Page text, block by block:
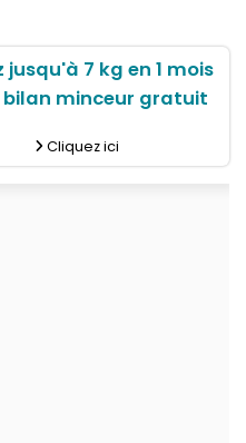
jusqu'à 7 kg en 1 mois
minceur gratuit
Cliquez ici